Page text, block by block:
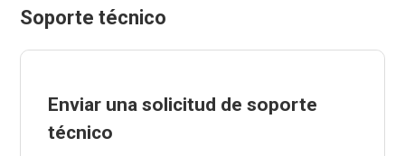
Soporte técnico
Enviar una solicitud de soporte
técnico